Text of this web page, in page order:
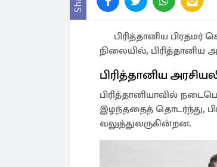
பிரித்தானிய
நிலையில், பிரித்தானிய
பிரித்தானிய
பிரித்தானியாவில்
இழந்ததைத் தொடர்ந்து,
வலுத்துவருகின்றன.